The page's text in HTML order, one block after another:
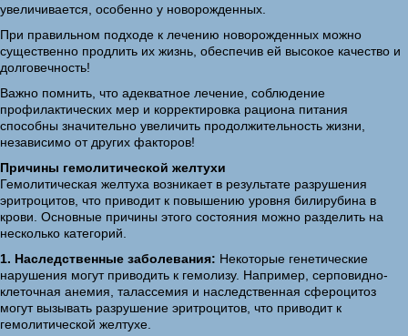
увеличивается, особенно у новорожденных.
При правильном подходе к лечению новорожденных можно
существенно продлить их жизнь, обеспечив ей высокое качество и
долговечность!
Важно помнить, что адекватное лечение, соблюдение
профилактических мер и корректировка рациона питания
способны значительно увеличить продолжительность жизни,
независимо от других факторов!
Причины гемолитической желтухи
Гемолитическая желтуха возникает в результате разрушения
эритроцитов, что приводит к повышению уровня билирубина в
крови. Основные причины этого состояния можно разделить на
несколько категорий.
1. Наследственные заболевания: Некоторые генетические
нарушения могут приводить к гемолизу. Например, серповидно-
клеточная анемия, талассемия и наследственная сфероцитоз
могут вызывать разрушение эритроцитов, что приводит к
гемолитической желтухе.